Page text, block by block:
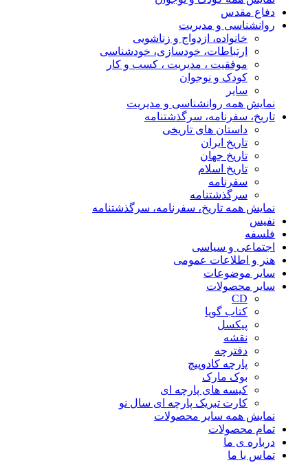
دفاع مقدس
روانشناسی و مدیریت
خانواده، ازدواج و زناشویی
ارتباطات، خودسازی، خودشناسی
موفقیت ، مدیریت ، کسب و کار
کودک و نوجوان
سایر
نمایش همه روانشناسی و مدیریت
تاریخ، سفرنامه، سرگذشتنامه
داستان های تاریخی
تاریخ ایران
تاریخ جهان
تاریخ اسلام
سفرنامه
سرگذشتنامه
نمایش همه تاریخ، سفرنامه، سرگذشتنامه
نفیس
فلسفه
اجتماعی و سیاسی
هنر و اطلاعات عمومی
سایر موضوعات
سایر محصولات
CD
کتاب گویا
پیکسل
نقشه
دفترچه
پارچه کادوپیچ
بوک مارک
کیسه های پارچه ای
کارت تبریک پارچه ای سال نو
نمایش همه سایر محصولات
تمام محصولات
درباره ی ما
تماس با ما